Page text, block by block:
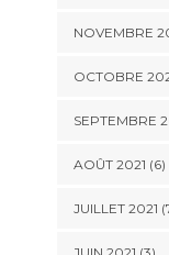
NOVEMBRE
OCTOBRE
SEPTEMBRE
AOÛT 2021 (6)
JUILLET 2021